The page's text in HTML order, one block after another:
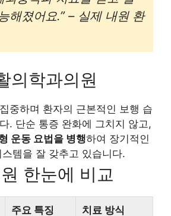
해졌어요.” – 실제 내원 환
의학과의원
중하며 환자의 근본적인 보행 습
. 단순 통증 완화에 그치지 않고,
운동 요법을 병행하여 장기적인
템을 잘 갖추고 있습니다.
한눈에 비교
주요 특징 치료 방식